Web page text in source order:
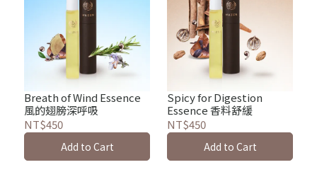
Breath of Wind Essence
風的翅膀深呼吸
NT$450
Add to Cart
Spicy for Digestion
Essence 香料舒緩
NT$450
Add to Cart